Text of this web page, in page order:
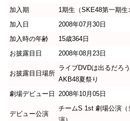
加入期
1期生（SKE48第一期生
加入日
2008年07月30日
加入時の年齢
15歳364日
お披露目日
2008年08月23日
お披露目日場所
ライブDVDは出るだろ
AKB48夏祭り
劇場デビュー日
2008年10月05日
デビュー公演
チームS 1st 劇場公演